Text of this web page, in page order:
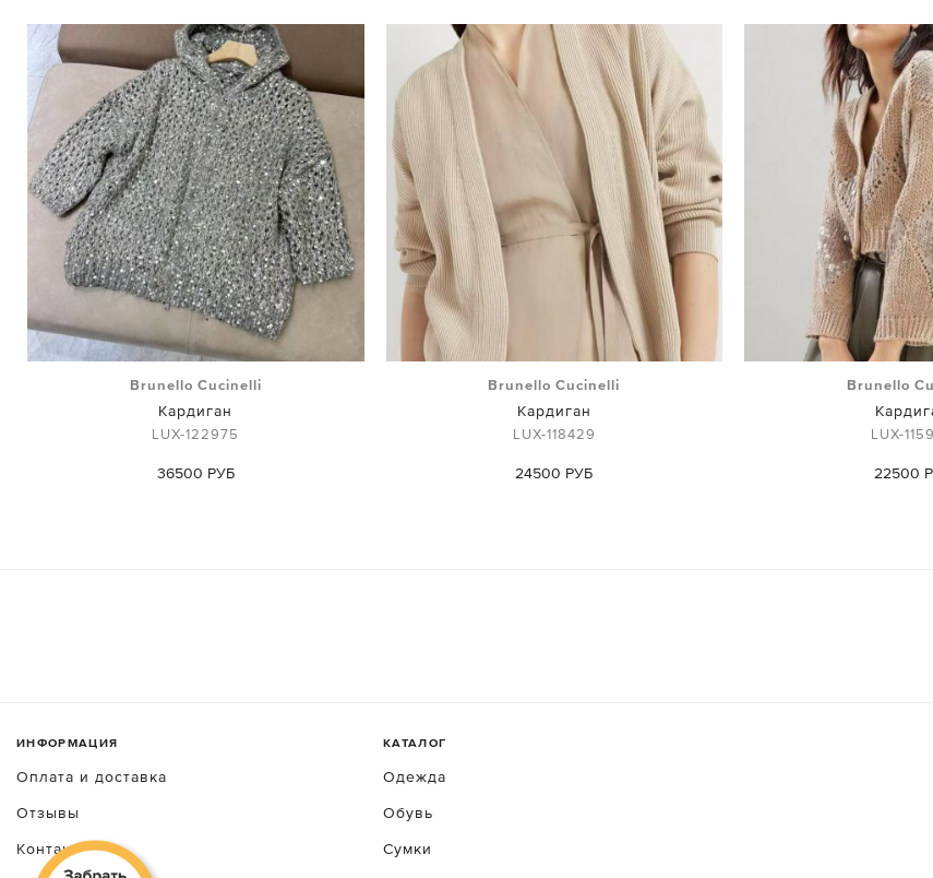
Brunello Cucinelli
Кардиган
LUX-122975
36500 РУБ
Brunello Cucinelli
Кардиган
LUX-118429
24500 РУБ
Brunello
LUX-
22500
ИНФОРМАЦИЯ
Оплата и доставка
Отзывы
Контакты
КАТАЛОГ
Одежда
Обувь
Сумки